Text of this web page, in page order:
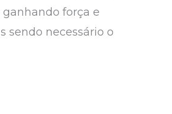
força e
sendo necessário o